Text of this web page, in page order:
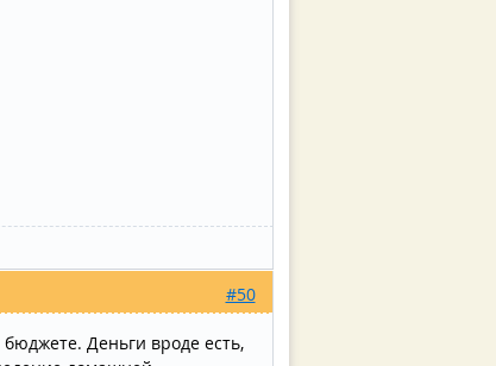
#50
Деньги вроде есть,